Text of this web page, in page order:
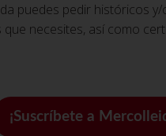
puedes pedir históricos
necesites, así como
¡Suscríbete a